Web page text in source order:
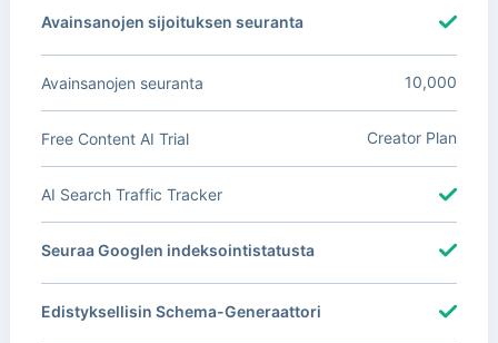
Avainsanojen sijoituksen seuranta
Avainsanojen seuranta 10,000
Free Content AI Trial Creator Plan
AI Search Traffic Tracker
Seuraa Googlen indeksointistatusta
Edistyksellisin Schema-Generaattori